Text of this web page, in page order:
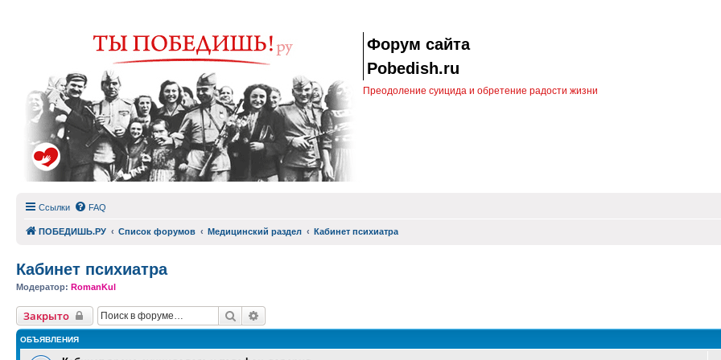
Форум сайта
Pobedish.ru
Преодоление суицида и обретение радости жизни
Ссылки FAQ
ПОБЕДИШЬ.РУ Список форумов Медицинский раздел Кабинет психиатра
Кабинет психиатра
Модератор: RomanKul
Закрыто Поиск
ОБЪЯВЛЕНИЯ